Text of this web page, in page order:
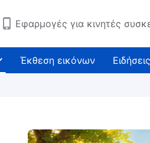
Εφαρμογές για κινητές
Έκθεση εικόνων Ειδήσεις